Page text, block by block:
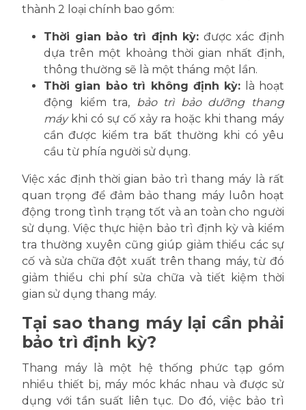
thành 2 loại chính bao gồm:
Thời gian bảo trì định kỳ: được xác định
dựa trên một khoảng thời gian nhất định,
thông thường sẽ là một tháng một lần.
Thời gian bảo trì không định kỳ: là hoạt
động kiểm tra, bảo trì bảo dưỡng thang
máykhi có sự cố xảy ra hoặc khi thang máy
cần được kiểm tra bất thường khi có yêu
cầu từ phía người sử dụng.
Việc xác định thời gian bảo trì thang máy là rất
quan trọng để đảm bảo thang máy luôn hoạt
động trong tình trạng tốt và an toàn cho người
sử dụng. Việc thực hiện bảo trì định kỳ và kiểm
tra thường xuyên cũng giúp giảm thiểu các sự
cố và sửa chữa đột xuất trên thang máy, từ đó
giảm thiểu chi phí sửa chữa và tiết kiệm thời
gian sử dụng thang máy.
Tại sao thang máy lại cần phải
bảo trì định kỳ?
Thang máy là một hệ thống phức tạp gồm
nhiều thiết bị, máy móc khác nhau và được sử
dụng với tần suất liên tục. Do đó, việc bảo trì